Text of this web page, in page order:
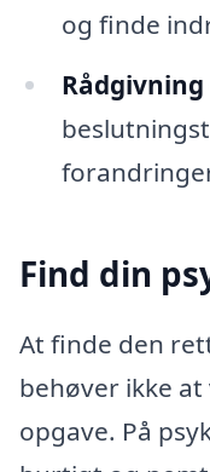
og finde
Find din
At finde den
behøver ikke
opgave. På